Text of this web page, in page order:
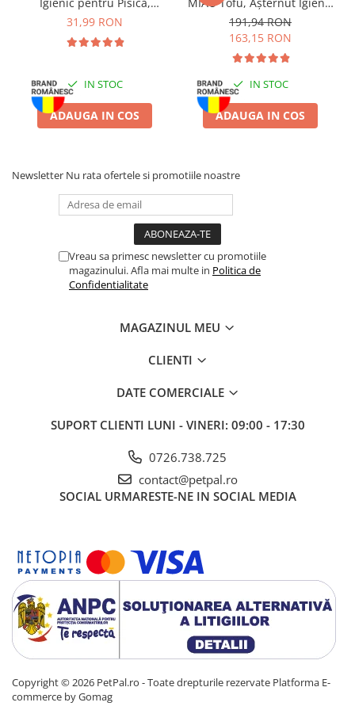
Batoane Rozătoare
Îngrijire Rozătoare
Pești
Acvarii
Hrană Broaște Țestoase
Tratament Apă
Lavandă, 6L
31,99 RON
IN STOC
ADAUGA IN COS
pentru Pisică, Lavandă,
6x6L
191,94 RON
163,15 RON
IN STOC
ADAUGA IN COS
Newsletter Nu rata ofertele si promotiile noastre
Vreau sa primesc newsletter cu promotiile
magazinului. Afla mai multe in Politica de
Confidentialitate
MAGAZINUL MEU
CLIENTI
DATE COMERCIALE
SUPORT CLIENTI LUNI - VINERI: 09:00 - 17:30
0726.738.725
contact@petpal.ro
SOCIAL URMARESTE-NE IN SOCIAL MEDIA
Copyright © 2026 PetPal.ro - Toate drepturile rezervate Platforma E-
commerce by Gomag